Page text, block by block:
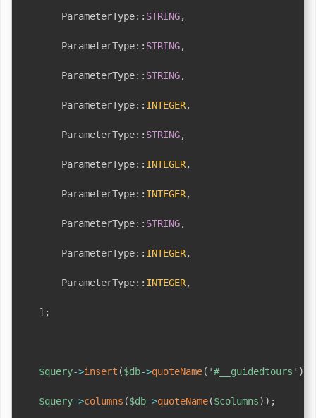
ParameterType:: STRING,
ParameterType:: STRING,
ParameterType:: STRING,
ParameterType:: INTEGER,
ParameterType:: STRING,
ParameterType:: INTEGER,
ParameterType:: INTEGER,
ParameterType:: STRING,
ParameterType:: INTEGER,
ParameterType:: INTEGER,
] ;
$query->insert ($db->quoteName( '#__guidedtours' )
$query->columns ($db->quoteName($columns) ) ;